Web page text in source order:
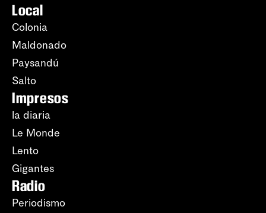
Local
Colonia
Maldonado
Paysandú
Salto
Impresos
la diaria
Le Monde
Lento
Gigantes
Radio
Periodismo